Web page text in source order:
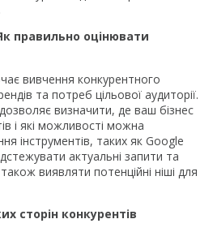
правильно оцінювати
вивчення конкурентного
та потреб цільової аудиторії.
визначити, де ваш бізнес
і які можливості можна
інструментів, таких як Google
актуальні запити та
виявляти потенційні ніші для
сторін конкурентів